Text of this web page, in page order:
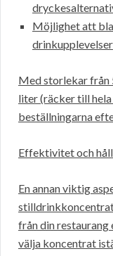
Möjlighet att
drinkupplevelser
Med storlekar från
liter (räcker till
beställningarna
Effektivitet och
En annan viktig
från din
välja koncentrat